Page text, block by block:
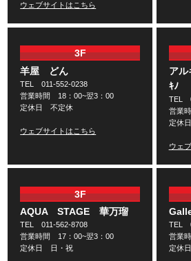
ウェブサイトはこちら
3F
羊屋 どん
TEL 011-552-0238
営業時間 18：00~翌3：00
定休日 不定休
ウェブサイトはこちら
ア
ｷﾉ
TEL
営業
定休
ウェ
3F
AQUA STAGE 華万瑠
TEL 011-562-8708
営業時間 17：00~翌3：00
定休日 日・祝
TEL
営業
定休